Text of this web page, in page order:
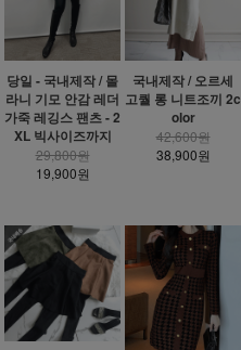
당일 - 국내제작 / 몰
라니 기모 안감 레더
가죽 레깅스 팬츠 - 2
XL 빅사이즈까지
29,800원
19,900원
국내제작 / 오르세
고퀄 롱 니트조끼 2c
olor
42,600원
38,900원